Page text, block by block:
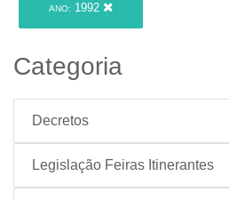
ANO: 1992
Categoria
Decretos
Legislação Feiras Itinerantes